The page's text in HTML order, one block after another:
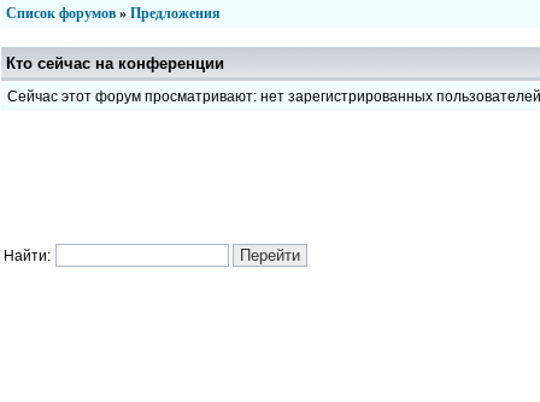
Список форумов » Предложения
Кто сейчас на конференции
Сейчас этот форум просматривают: нет зарегистрированных пользователей
Найти: